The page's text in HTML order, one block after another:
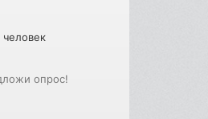
человек
опрос!